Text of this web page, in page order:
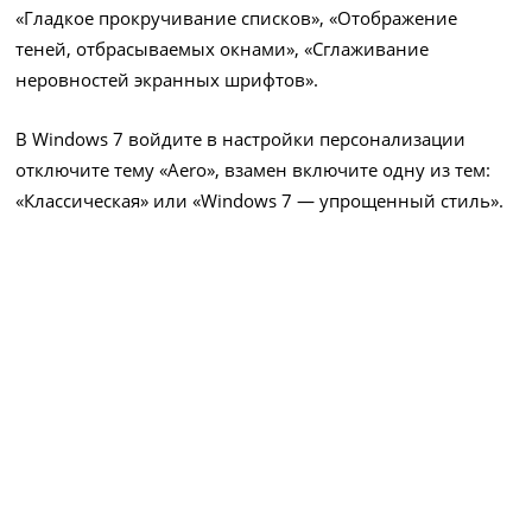
«Гладкое прокручивание списков», «Отображение
теней, отбрасываемых окнами», «Сглаживание
неровностей экранных шрифтов».
В Windows 7 войдите в настройки персонализации
отключите тему «Aero», взамен включите одну из тем:
«Классическая» или «Windows 7 — упрощенный стиль».